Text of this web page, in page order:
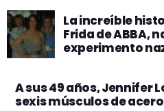
La increíble
Frida de ABBA,
experimento
A sus 49 años, Jennifer
sexis músculos de acero